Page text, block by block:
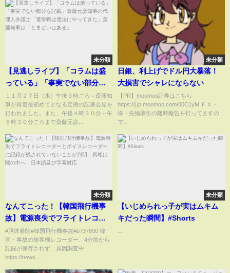
日本プロレス】 #142
未分類
【見逃しライブ】「コラムは盛
っている」「事実でない部分を
記載」斎藤元彦知事の代理人弁
護士「選挙戦は適法にやってき
た」斎藤知事は「とまどいはあ
１１月２７日（水）午後３時ごろ～斎藤知
事が再選後初めてとなる定例の記者会見を
行われました。また、午後４時３０分～午
６時３０分ごろまで斎藤元彦...
未分類
日銀、利上げでドル円大暴落！
大損害でシャレにならない
【PR】moomoo証券はこちら
https://j.jp.moomoo.com/00C1yM ＦＸ・
株・先物取引の随時報告を行ってますの
で...
未分類
なんてこった！【韓国飛行機事
故】電源喪失でフライトレコー
ダーとボイスレコーダーに記録
が残されていないことが判明
真相は闇の中へ 日本語及び字
#胴体着陸#韓国飛行機事故#b737800 韓
国・事故の旅客機レコーダー、4分前から
記録が保存されず…原因調査中
https://news....
未分類
【いじめられっ子が実はムキム
キだった瞬間】#Shorts